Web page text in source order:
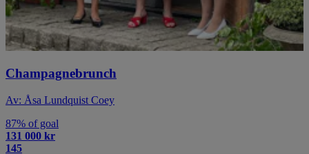
Champagnebrunch
Av: Åsa Lundquist Coey
87% of goal
131 000 kr
145